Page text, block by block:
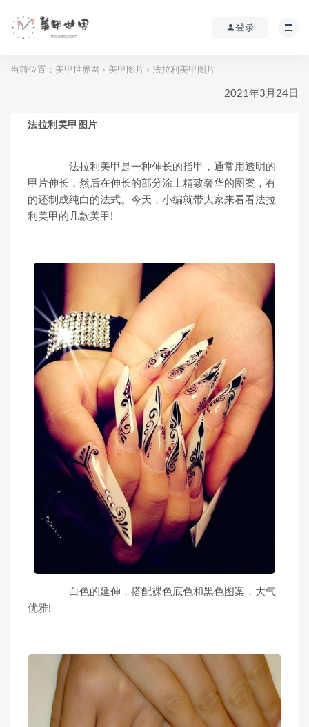
登录
当前位置： 美甲世界网 > 美甲图片 > 法拉利美甲图片
2021年3月24日
法拉利美甲图片
法拉利美甲是一种伸长的指甲，通常用透明的
甲片伸长，然后在伸长的部分涂上精致奢华的图案，有
的还制成纯白的法式。今天，小编就带大家来看看法拉
利美甲的几款美甲!
白色的延伸，搭配裸色底色和黑色图案，大气
优雅!